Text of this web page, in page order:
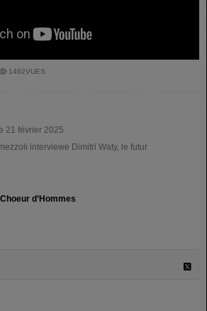
1492VUES
21 février 2025
interviewe Dimitri Waty, le futur
d’Hommes